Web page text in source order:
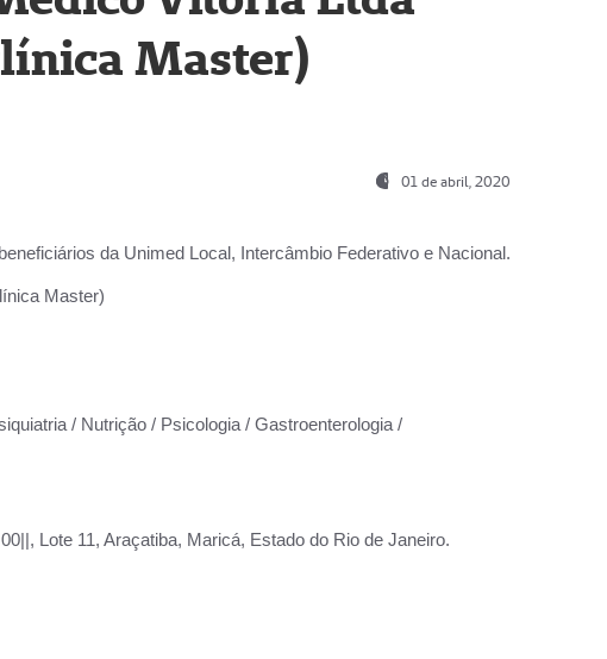
Master)
01 de abril, 2020
da Unimed Local, Intercâmbio Federativo e Nacional.
Master)
/ Nutrição / Psicologia / Gastroenterologia /
Lote 11, Araçatiba, Maricá, Estado do Rio de Janeiro.